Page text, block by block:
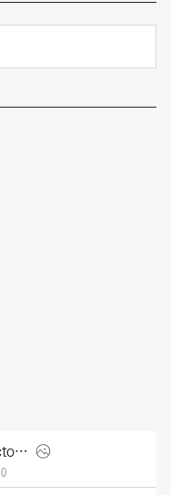
캐딜락 CT5-V Blackwing F1 Collector Series (2026)
0